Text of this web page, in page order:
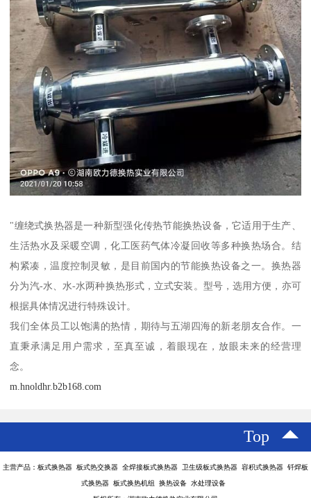
"缠绕式换热器是一种新型强化传热节能换热设备，它适用于生产、
生活热水及采暖空调，化工医药气体冷凝回收等多种换热场合。结
构紧凑，温度控制灵敏，是目前国内的节能换热设备之一。换热器
分为汽-水、水-水两种换热形式，立式安装。型号，选用方便，亦可
根据具体情况进行特殊设计。
我们全体员工以饱满的热情，期待与五湖四海的新老朋友合作。一
直秉承满足用户需求，至真至诚，着眼现在，放眼未来的经营理
念。
m.hnoldhr.b2b168.com
Top
主营产品：板式换热器 板式热交换器 全焊接板式换热器 卫生级板式换热器 容积式换热器 钎焊板
式换热器 板式换热机组 换热设备 水处理设备